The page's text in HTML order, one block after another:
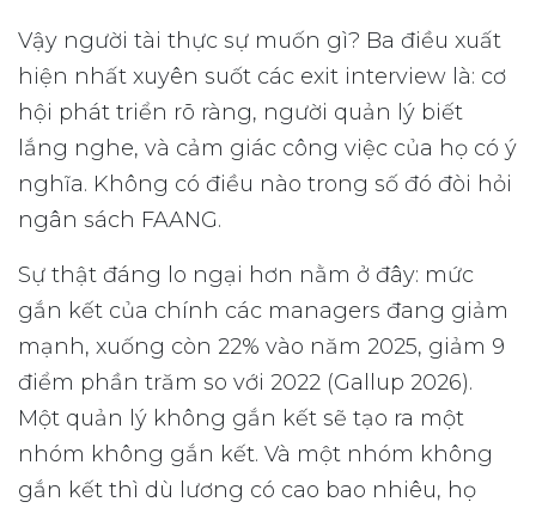
Vậy người tài thực sự muốn gì? Ba điều xuất
hiện nhất xuyên suốt các exit interview là: cơ
hội phát triển rõ ràng, người quản lý biết
lắng nghe, và cảm giác công việc của họ có ý
nghĩa. Không có điều nào trong số đó đòi hỏi
ngân sách FAANG.
Sự thật đáng lo ngại hơn nằm ở đây: mức
gắn kết của chính các managers đang giảm
mạnh, xuống còn 22% vào năm 2025, giảm 9
điểm phần trăm so với 2022 (Gallup 2026).
Một quản lý không gắn kết sẽ tạo ra một
nhóm không gắn kết. Và một nhóm không
gắn kết thì dù lương có cao bao nhiêu, họ